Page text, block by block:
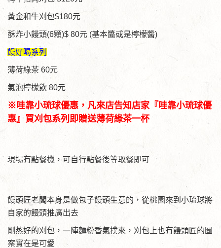
黃金和牛刈包$180元
酥炸小饅頭(6顆)$ 80元 (基本醬或是檸檬醬)
饅好喝系列
薄荷綠茶 60元
氣泡檸檬飲 80元
※哇靠小琉球優惠，凡來店告知店家『哇靠小琉球優
惠』買刈包系列即贈送薄荷綠茶一杯
現場有點餐機，可自行點餐後等取餐即可
饅頭匠老闆本身是做包子饅頭生意的，從桃園來到小琉球將
自家的饅頭推廣出去
剛蒸好的刈包，一陣麵粉香氣撲來，刈包上也有饅頭匠的圖
案實在是可愛